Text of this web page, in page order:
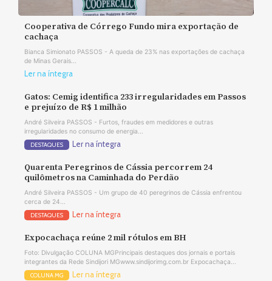
Cooperativa de Córrego Fundo mira exportação de
cachaça
Bianca Simionato PASSOS - A queda de 23% nas exportações de cachaça
de Minas Gerais...
Ler na íntegra
Gatos: Cemig identifica 233 irregularidades em Passos
e prejuízo de R$ 1 milhão
André Silveira PASSOS - Furtos, fraudes em medidores e outras
irregularidades no consumo de energia...
DESTAQUES Ler na íntegra
Quarenta Peregrinos de Cássia percorrem 24
quilômetros na Caminhada do Perdão
André Silveira PASSOS - Um grupo de 40 peregrinos de Cássia enfrentou
cerca de 24...
DESTAQUES Ler na íntegra
Expocachaça reúne 2 mil rótulos em BH
Foto: Divulgação COLUNA MGPrincipais destaques dos jornais e portais
integrantes da Rede Sindijori MGwww.sindijorimg.com.br Expocachaça...
COLUNA MG Ler na íntegra